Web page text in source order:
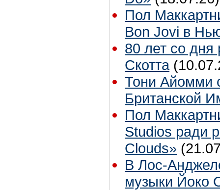
Пол
Bon Jovi в
80 лет со
Скотта
Тони Айомми
Британской
Пол
Studios ради
Clouds»
В Лос-
музыки Йоко